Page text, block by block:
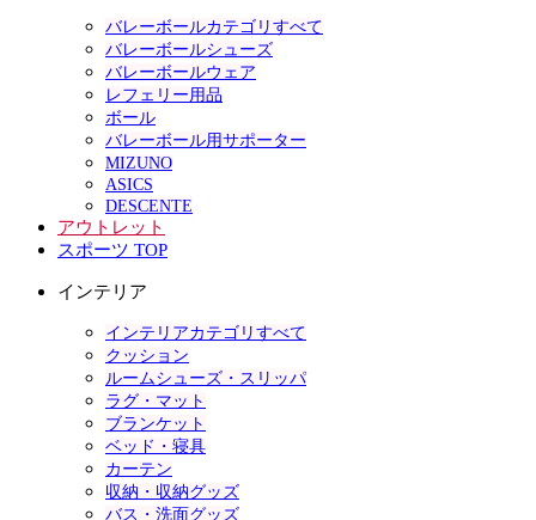
バレーボールカテゴリすべて
バレーボールシューズ
バレーボールウェア
レフェリー用品
ボール
バレーボール用サポーター
MIZUNO
ASICS
DESCENTE
アウトレット
スポーツ TOP
インテリア
インテリアカテゴリすべて
クッション
ルームシューズ・スリッパ
ラグ・マット
ブランケット
ベッド・寝具
カーテン
収納・収納グッズ
バス・洗面グッズ